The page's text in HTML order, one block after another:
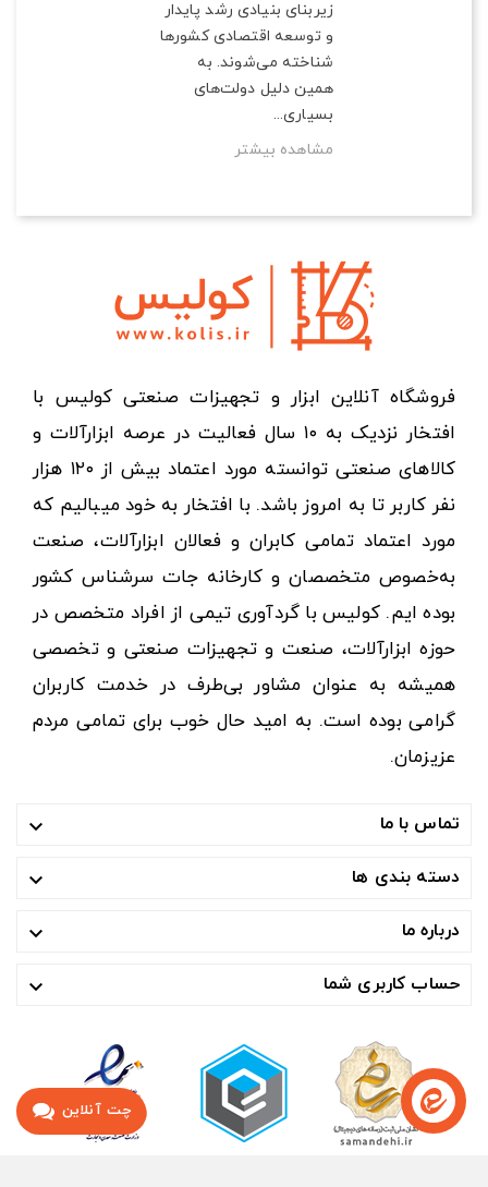
زیربنای بنیادی رشد پایدار
و توسعه اقتصادی کشورها
شناخته می‌شوند. به
همین دلیل دولت‌های
بسیاری...
مشاهده بیشتر
فروشگاه آنلاین ابزار و تجهیزات صنعتی کولیس با
افتخار نزدیک به ۱۰ سال فعالیت در عرصه ابزارآلات و
کالاهای صنعتی توانسته مورد اعتماد بیش از ۱۲۰ هزار
نفر کاربر تا به امروز باشد. با افتخار به خود میبالیم که
مورد اعتماد تمامی کابران و فعالان ابزارآلات، صنعت
به‌خصوص متخصصان و کارخانه جات سرشناس کشور
بوده ایم. کولیس با گردآوری تیمی از افراد متخصص در
حوزه ابزارآلات، صنعت و تجهیزات صنعتی و تخصصی
همیشه به عنوان مشاور بی‌طرف در خدمت کاربران
گرامی بوده است. به امید حال خوب برای تمامی مردم
عزیزمان.
تماس با ما 
دسته بندی ها 
درباره ما 
حساب کاربری شما 
چت آنلاین